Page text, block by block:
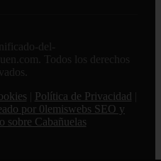
del-
Todos los derechos
Política de Privacidad
por 0lemiswebs SEO y
sobre Cabañuelas